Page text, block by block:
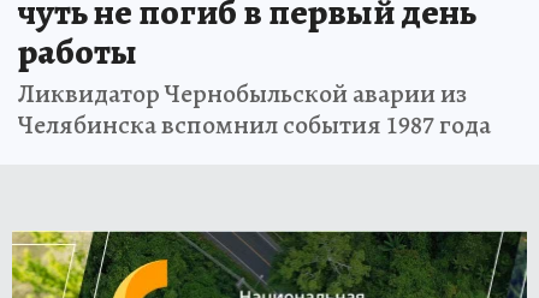
чуть не погиб в первый день
работы
Ликвидатор Чернобыльской аварии из
Челябинска вспомнил события 1987 года